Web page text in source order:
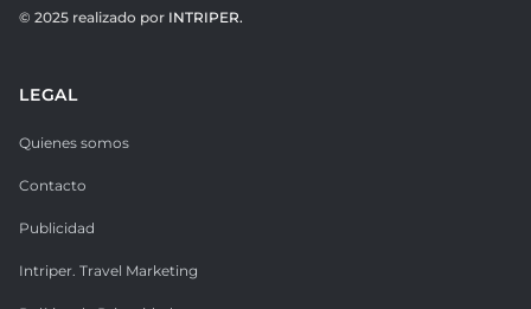
© 2025 realizado por INTRIPER.
LEGAL
Quienes somos
Contacto
Publicidad
Intriper. Travel Marketing